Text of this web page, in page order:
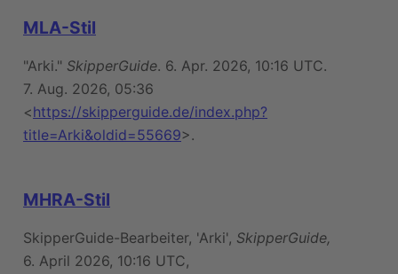
MLA-Stil
"Arki." SkipperGuide. 6. Apr. 2026, 10:16 UTC.
7. Aug. 2026, 05:36
<https://skipperguide.de/index.php?
title=Arki&oldid=55669>.
MHRA-Stil
SkipperGuide-Bearbeiter, 'Arki', SkipperGuide,
6. April 2026, 10:16 UTC,